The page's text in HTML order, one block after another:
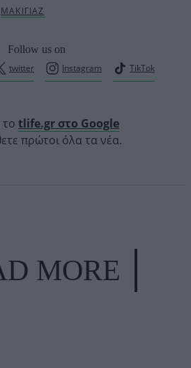
Follow us on
twitter Instagram TikTok
tlife.gr στο Google
πρώτοι όλα τα νέα.
MORE